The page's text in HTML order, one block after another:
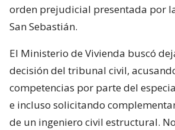
orden prejudicial presentada por
San Sebastián.
El Ministerio de Vivienda buscó
decisión del tribunal civil,
competencias por parte del
e incluso solicitando
de un ingeniero civil estructural.